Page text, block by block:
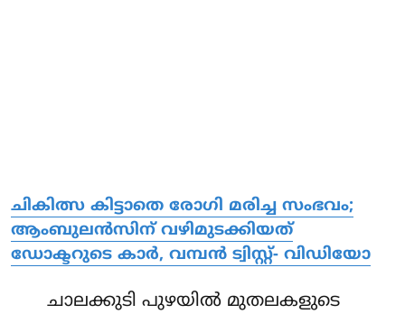
ചികിത്സ കിട്ടാതെ രോഗി മരിച്ച സംഭവം;
ആംബുലന്‍സിന് വഴിമുടക്കിയത്
ഡോക്ടറുടെ കാര്‍, വമ്പന്‍ ട്വിസ്റ്റ്- വിഡിയോ
ചാലക്കുടി പുഴയില്‍ മുതലകളുടെ